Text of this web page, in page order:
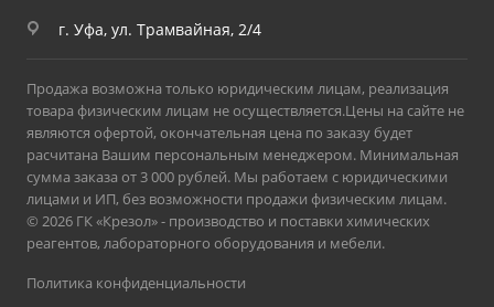
г. Уфа, ул. Трамвайная, 2/4
Продажа возможна только юридическим лицам, реализация
товара физическим лицам не осуществляется.Цены на сайте не
являются офертой, окончательная цена по заказу будет
расчитана Вашим персональным менеджером. Минимальная
сумма заказа от 3 000 рублей. Мы работаем с юридическими
лицами и ИП, без возможности продажи физическим лицам.
© 2026 ГК «Крезол» - производство и поставки химических
реагентов, лабораторного оборудования и мебели.
Политика конфиденциальности